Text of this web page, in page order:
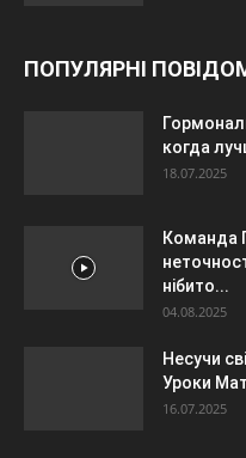
ПОПУЛЯРНІ
когда
18.07.2025
Команда
нібито...
04.08.2025
Несучи
Уроки
16.07.2025